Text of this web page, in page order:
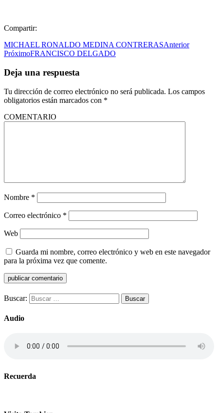
Compartir:
MICHAEL RONALDO MEDINA CONTRERASAnterior
PróximoFRANCISCO DELGADO
Deja una respuesta
Tu dirección de correo electrónico no será publicada. Los campos
obligatorios están marcados con *
COMENTARIO
Nombre *
Correo electrónico *
Web
Guarda mi nombre, correo electrónico y web en este navegador
para la próxima vez que comente.
Buscar:
Audio
Recuerda